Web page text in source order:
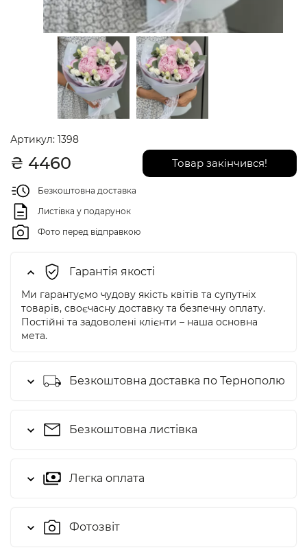
Артикул: 1398
₴ 4460 Товар закінчився!
Безкоштовна доставка
Листівка у подарунок
Фото перед відправкою
Гарантія якості
Ми гарантуємо чудову якість квітів та супутніх
товарів, своєчасну доставку та безпечну оплату.
Постійні та задоволені клієнти – наша основна
мета.
Безкоштовна доставка по Тернополю
Безкоштовна листівка
Легка оплата
Фотозвіт